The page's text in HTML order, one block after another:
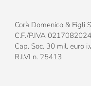
Corà Domenico & Figli
C.F./P.IVA
Cap. Soc. 30 mil. euro
R.I.VI n. 25413